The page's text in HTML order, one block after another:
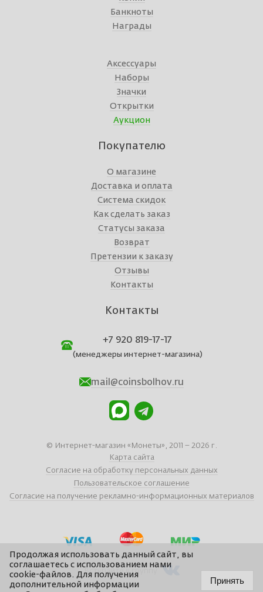
Банкноты
Награды
Аксессуары
Наборы
Значки
Открытки
Аукцион
Покупателю
О магазине
Доставка и оплата
Система скидок
Как сделать заказ
Статусы заказа
Возврат
Претензии к заказу
Отзывы
Контакты
Контакты
+7 920 819-17-17
(менеджеры интернет-магазина)
mail@coinsbolhov.ru
© Интернет-магазин «Монеты», 2011 – 2026 г.
Карта сайта
Согласие на обработку персональных данных
Пользовательское соглашение
Согласие на получение рекламно-информационных материалов
Вступайте в группу
Продолжая использовать данный сайт, вы
соглашаетесь с использованием нами
cookie-файлов. Для получения
дополнительной информации
Принять